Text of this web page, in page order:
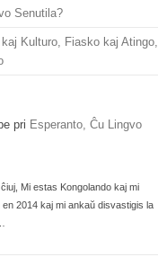
Senutila?
Kulturo, Fiasko kaj Atingo,
pri Esperanto, Ĉu Lingvo
Mi estas Kongolando kaj mi
2014 kaj mi ankaŭ disvastigis la